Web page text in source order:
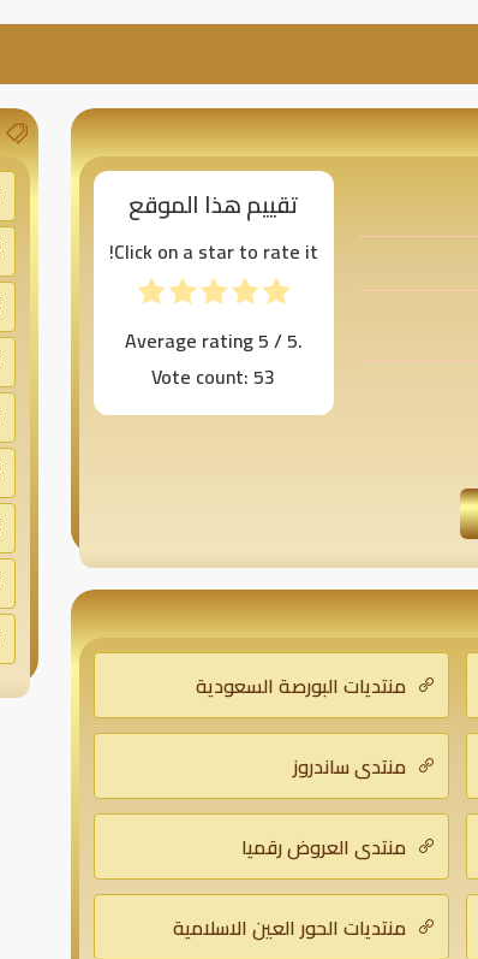
تقييم هذا الموقع
Click on a star to rate it!
Average rating5/ 5.
Vote count:53
منتديات البورصة السعودية
منتدى ساندروز
منتدى العروض رقميا
منتديات الحور العين الاسلامية